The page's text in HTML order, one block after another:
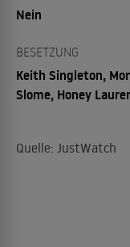
Nein
BESETZUNG
Keith Singleton,
Slome, Honey
Quelle: JustWatch